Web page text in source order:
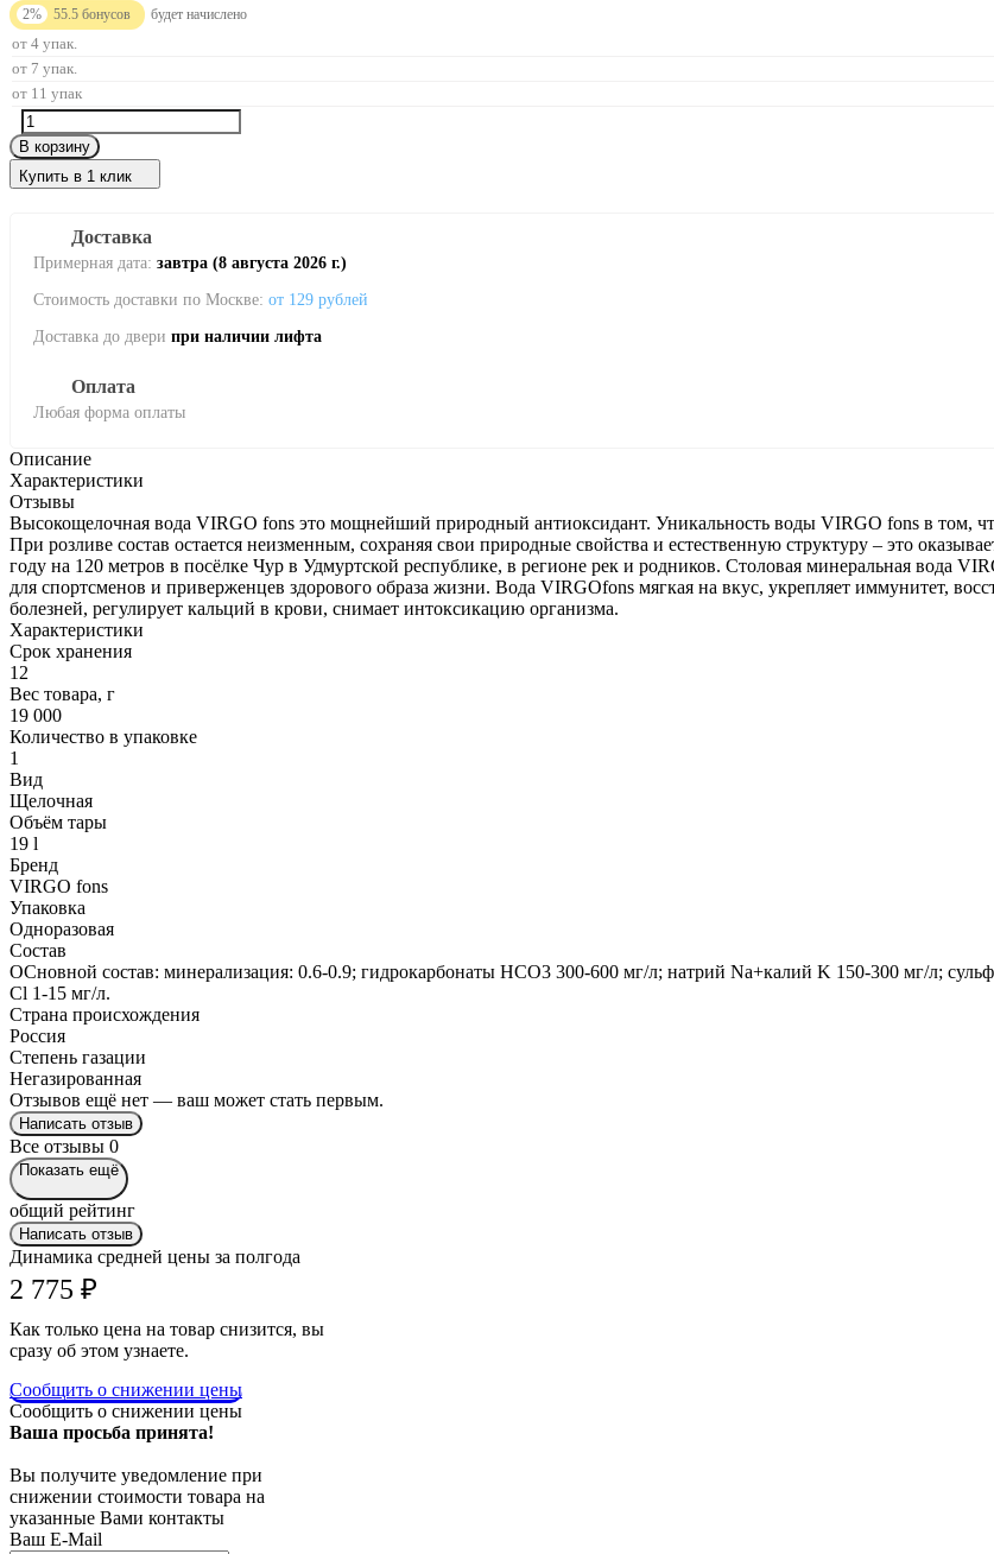
2% 55.5 бонусов будет начислено
от 4 упак.
от 7 упак.
от 11 упак
В корзину
Купить в 1 клик
Доставка
Примерная дата: завтра (8 августа 2026 г.)
Стоимость доставки по Москве: от 129 рублей
Доставка до двери при наличии лифта
Оплата
Любая форма оплаты
Описание
Характеристики
Отзывы
Высокощелочная вода VIRGO fons это мощнейший природный антиоксидант. Уникальность воды VIRGO fons в том,
При розливе состав остается неизменным, сохраняя свои природные свойства и естественную структуру – это
году на 120 метров в посёлке Чур в Удмуртской республике, в регионе рек и родников. Столовая минеральная вода
для спортсменов и приверженцев здорового образа жизни. Вода VIRGOfons мягкая на вкус, укрепляет иммунитет,
болезней, регулирует кальций в крови, снимает интоксикацию организма.
Характеристики
Срок хранения
12
Вес товара, г
19 000
Количество в упаковке
1
Вид
Щелочная
Объём тары
19 l
Бренд
VIRGO fons
Упаковка
Одноразовая
Состав
ОСновной состав: минерализация: 0.6-0.9; гидрокарбонаты HCO3 300-600 мг/л; натрий Na+калий K 150-300 мг/л;
Cl 1-15 мг/л.
Страна происхождения
Россия
Степень газации
Негазированная
Отзывов ещё нет — ваш может стать первым.
Написать отзыв
Все отзывы 0
Показать ещё
общий рейтинг
Написать отзыв
Динамика средней цены за полгода
2 775 ₽
Как только цена на товар снизится, вы
сразу об этом узнаете.
Сообщить о снижении цены
Сообщить о снижении цены
Ваша просьба принята!
Вы получите уведомление при
снижении стоимости товара на
указанные Вами контакты
Ваш E-Mail